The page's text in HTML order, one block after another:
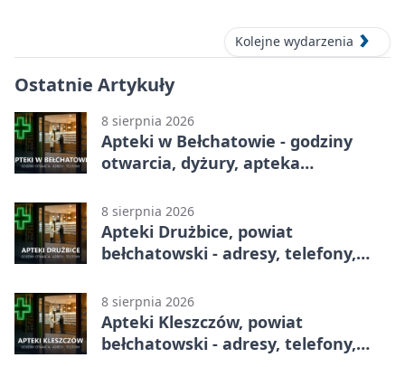
Kolejne wydarzenia
Ostatnie Artykuły
8 sierpnia 2026
Apteki w Bełchatowie - godziny
otwarcia, dyżury, apteka
8 sierpnia 2026
Apteki Drużbice, powiat
bełchatowski - adresy, telefony,
8 sierpnia 2026
Apteki Kleszczów, powiat
bełchatowski - adresy, telefony,